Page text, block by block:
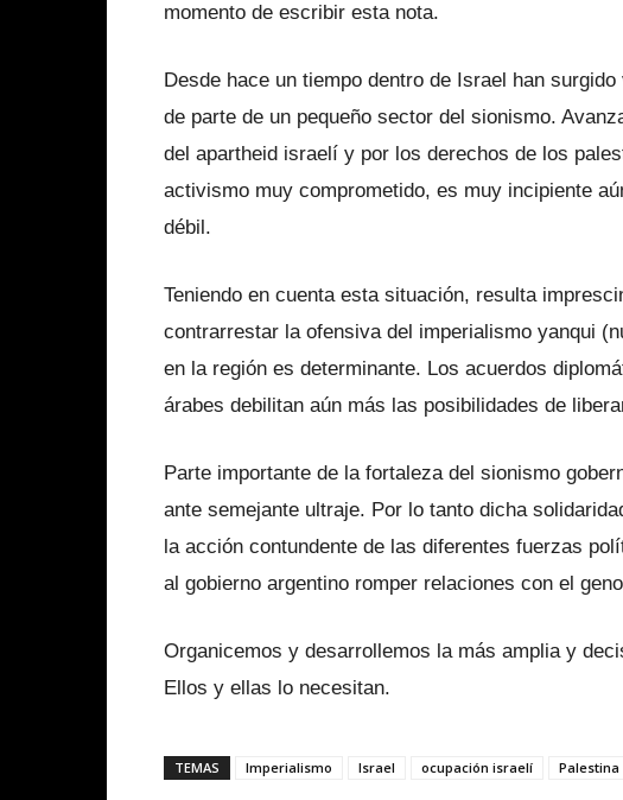
momento de escribir esta nota.
Desde hace un tiempo dentro de Israel han
de parte de un pequeño sector del sionismo.
del apartheid israelí y por los derechos de los
activismo muy comprometido, es muy incipiente
débil.
Teniendo en cuenta esta situación, resulta
contrarrestar la ofensiva del imperialismo yanqui
en la región es determinante. Los acuerdos
árabes debilitan aún más las posibilidades de
Parte importante de la fortaleza del sionismo
ante semejante ultraje. Por lo tanto dicha
la acción contundente de las diferentes fuerzas
al gobierno argentino romper relaciones con el
Organicemos y desarrollemos la más amplia y
Ellos y ellas lo necesitan.
TEMAS Imperialismo Israel ocupación israelí Palestina